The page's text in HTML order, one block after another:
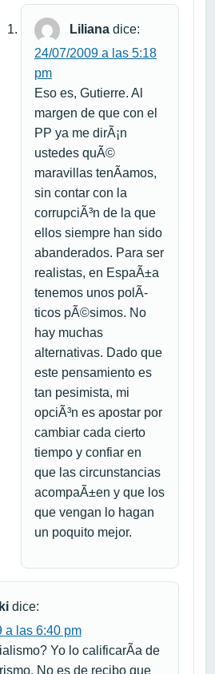
Liliana dice:
24/07/2009 a las 5:18
pm
Eso es, Gutierre. Al
margen de que con el
PP ya me dirÃ¡n
ustedes quÃ©
maravillas tenÃ­amos,
sin contar con la
corrupciÃ³n de la que
ellos siempre han sido
abanderados. Para ser
realistas, en EspaÃ±a
tenemos unos polÃ­
ticos pÃ©simos. No
hay muchas
alternativas. Dado que
este pensamiento es
tan pesimista, mi
opciÃ³n es apostar por
cambiar cada cierto
tiempo y confiar en
que las circunstancias
acompaÃ±en y que los
que vengan lo hagan
un poquito mejor.
dice:
a las 6:40 pm
Yo lo calificarÃ­a de
No es de recibo que